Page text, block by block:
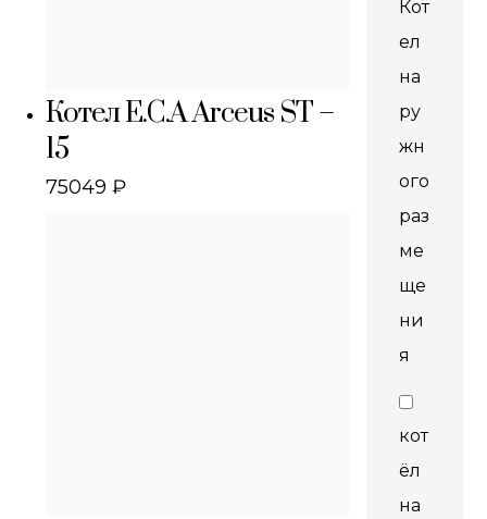
Котел E.C.A Arceus ST –
15
75049₽
Кот
ел
на
ру
жн
ого
раз
ме
ще
ни
я
кот
ёл
на